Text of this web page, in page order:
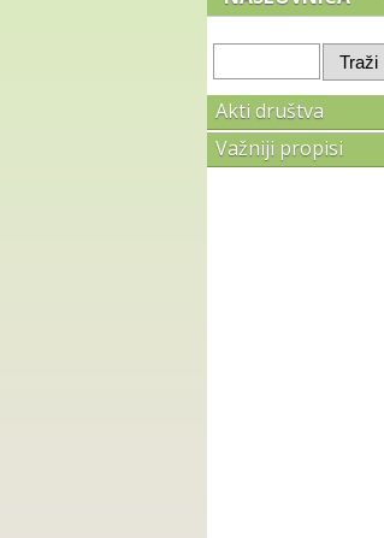
Akti društva
Važniji propisi